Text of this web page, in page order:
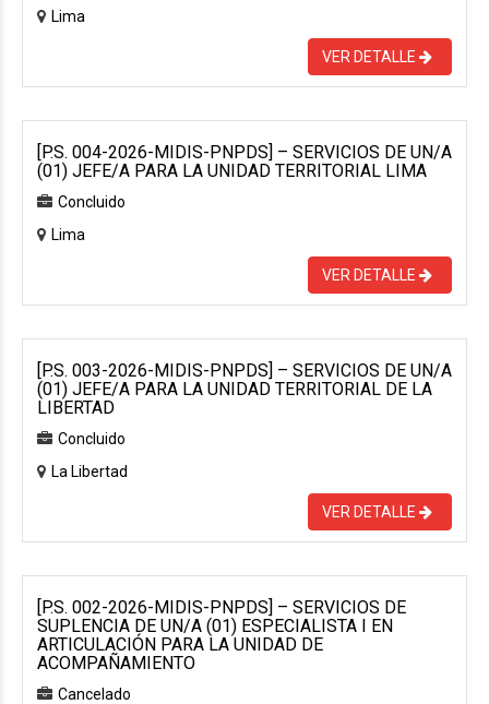
Lima
VER DETALLE
[P.S. 004-2026-MIDIS-PNPDS] – SERVICIOS DE UN/A
(01) JEFE/A PARA LA UNIDAD TERRITORIAL LIMA
Concluido
Lima
VER DETALLE
[P.S. 003-2026-MIDIS-PNPDS] – SERVICIOS DE UN/A
(01) JEFE/A PARA LA UNIDAD TERRITORIAL DE LA
LIBERTAD
Concluido
La Libertad
VER DETALLE
[P.S. 002-2026-MIDIS-PNPDS] – SERVICIOS DE
SUPLENCIA DE UN/A (01) ESPECIALISTA I EN
ARTICULACIÓN PARA LA UNIDAD DE
ACOMPAÑAMIENTO
Cancelado